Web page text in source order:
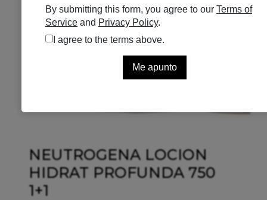
NEUTROGENA LOCION
HIDRAT PROFUNDA 750
1+1